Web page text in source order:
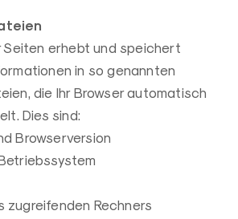
Seiten erhebt und speichert
in so genannten
die Ihr Browser automatisch
Dies sind:
Browserversion
zugreifenden Rechners